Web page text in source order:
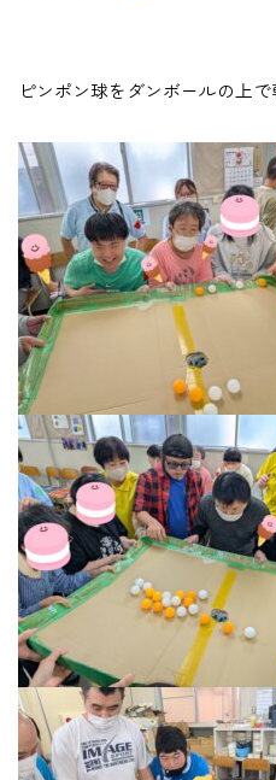
ピンポン球をダンボールの上